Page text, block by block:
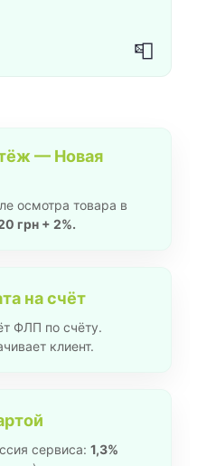
📮
— Новая
осмотра товара в
грн + 2%.
на счёт
ФЛП по счёту.
клиент.
сервиса: 1,3%